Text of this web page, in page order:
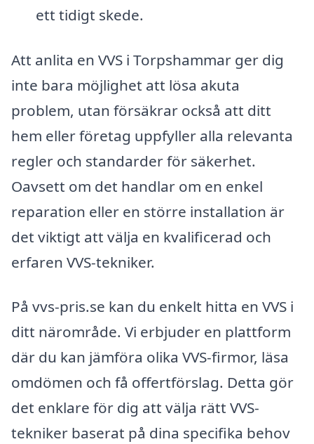
ett tidigt skede.
Att anlita en VVS i Torpshammar ger dig
inte bara möjlighet att lösa akuta
problem, utan försäkrar också att ditt
hem eller företag uppfyller alla relevanta
regler och standarder för säkerhet.
Oavsett om det handlar om en enkel
reparation eller en större installation är
det viktigt att välja en kvalificerad och
erfaren VVS-tekniker.
På vvs-pris.se kan du enkelt hitta en VVS i
ditt närområde. Vi erbjuder en plattform
där du kan jämföra olika VVS-firmor, läsa
omdömen och få offertförslag. Detta gör
det enklare för dig att välja rätt VVS-
tekniker baserat på dina specifika behov